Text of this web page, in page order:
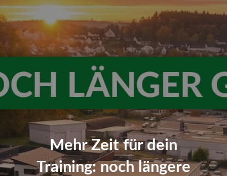
Mehr Zeit für dein
Training: noch längere